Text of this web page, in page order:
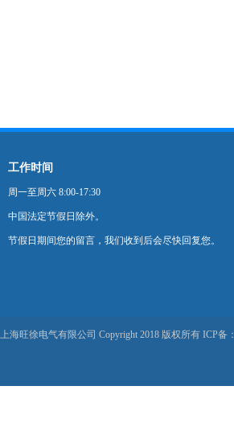
工作时间
周一至周六 8:00-17:30
中国法定节假日除外。
节假日期间您的留言，我们收到后会尽快回复您。
上海旺徐电气有限公司 Copyright 2018 版权所有 ICP备：